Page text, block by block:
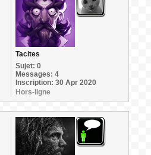
Tacites
Sujet: 0
Messages: 4
Inscription: 30 Apr 2020
Hors-ligne